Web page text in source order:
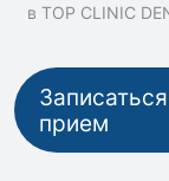
в TOP CLINIC
прием